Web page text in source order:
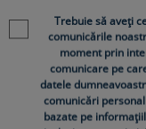
Newsletter policy
Trebuie să aveți
comunicările
moment prin
comunicare pe
datele
comunicări
bazate pe